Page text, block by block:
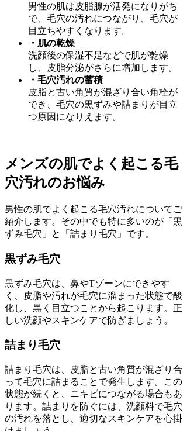
男性の肌は皮脂腺が活発になりがち
で、毛穴の汚れにつながり、毛穴が
目立ちやすくなります。
・肌の乾燥
洗顔後の保湿不足などで肌が乾燥
し、皮脂分泌がさらに増加します。
・毛穴汚れの蓄積
皮脂と古い角質が混ざり合い角栓が
でき、毛穴の黒ずみや詰まりが目立
つ原因になりえます。
メンズの肌でよく起こる毛
穴汚れのお悩み
男性の肌でよく起こる毛穴汚れについてご
紹介します。その中でも特に多いのが「黒
ずみ毛穴」と「詰まり毛穴」です。
黒ずみ毛穴
黒ずみ毛穴は、鼻やTゾーンにできやす
く、皮脂や汚れが毛穴に溜まった状態で酸
化し、黒く目立つことから起こります。正
しい洗顔やスキンケアで防ぎましょう。
詰まり毛穴
詰まり毛穴は、皮脂と古い角質が混ざり合
って毛穴に詰まることで発生します。この
状態が続くと、ニキビにつながる場合もあ
ります。詰まりを防ぐには、洗顔料で毛穴
の汚れを落とし、適切なスキンケアを心掛